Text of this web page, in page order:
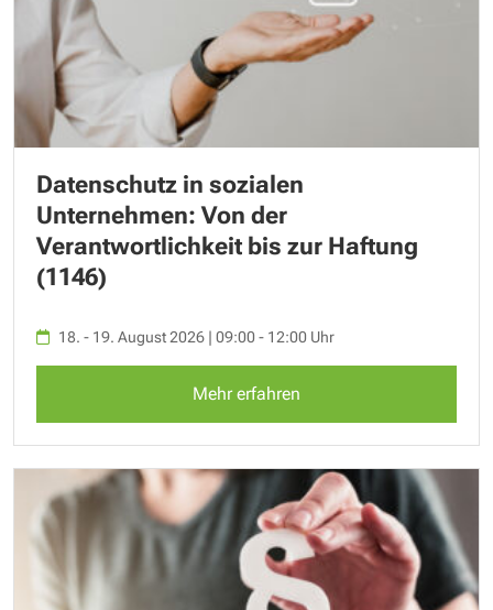
Datenschutz in sozialen
Unternehmen: Von der
Verantwortlichkeit bis zur Haftung
(1146)
18. - 19. August 2026 | 09:00 - 12:00 Uhr
Mehr erfahren